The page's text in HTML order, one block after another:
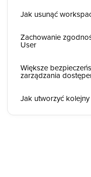
Jak usunąć
Zachowanie
User
Większe
zarządzania
Jak utworzyć